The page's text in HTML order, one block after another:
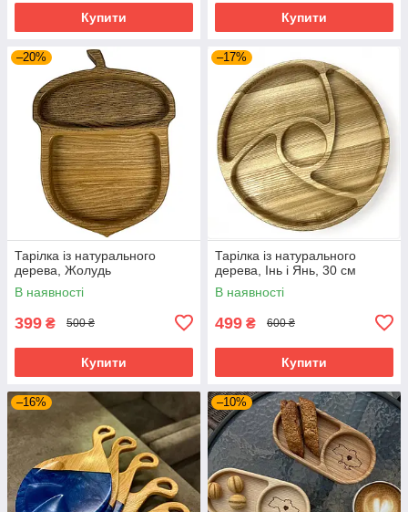
Купити Купити
–20%
Тарілка із натурального
дерева, Жолудь
В наявності
399 ₴ 500 ₴
Купити
–17%
Тарілка із натурального
дерева, Інь і Янь, 30 см
В наявності
499 ₴ 600 ₴
Купити
–16% –10%